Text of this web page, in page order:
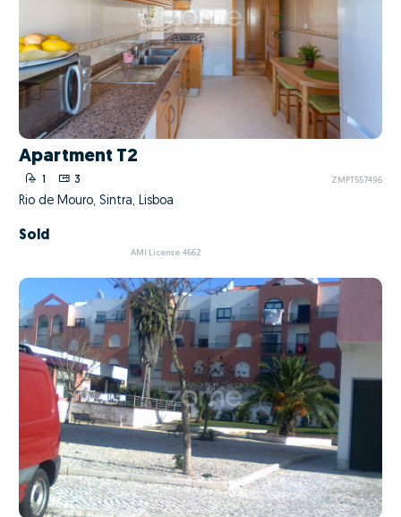
Apartment T2
1 3 ZMPT557496
Rio de Mouro, Sintra, Lisboa
Sold
AMI License 4662